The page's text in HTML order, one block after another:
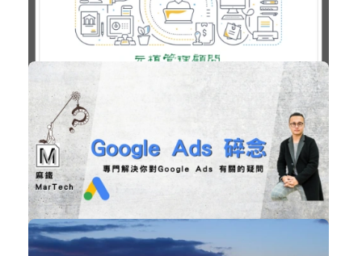
3496
NT$50,000
Odoo 實務會計運用
企業經營 加入購物車
購買後有效期限：課程下架時
3315